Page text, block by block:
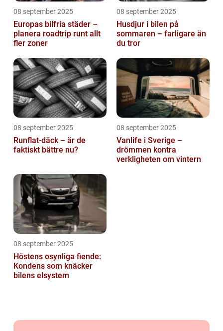
08 september 2025
Europas bilfria städer –
planera roadtrip runt allt
fler zoner
08 september 2025
Husdjur i bilen på
sommaren – farligare än
du tror
08 september 2025
Runflat-däck – är de
faktiskt bättre nu?
08 september 2025
Vanlife i Sverige –
drömmen kontra
verkligheten om vintern
08 september 2025
Höstens osynliga fiende:
Kondens som knäcker
bilens elsystem